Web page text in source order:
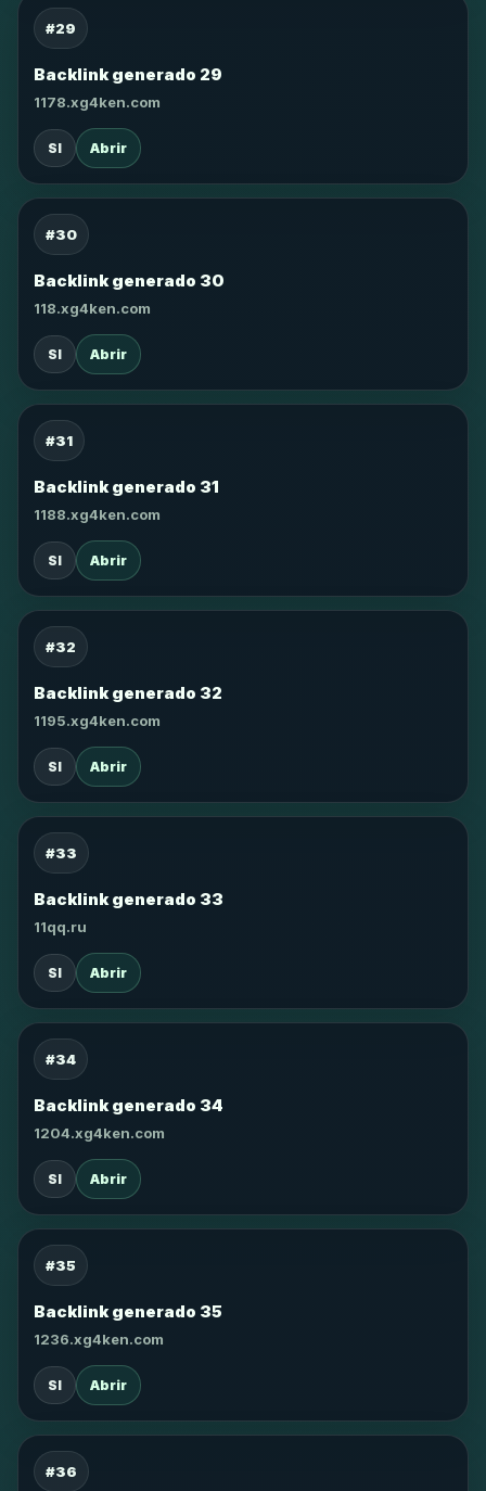
#29
Backlink generado 29
1178.xg4ken.com
SI Abrir
#30
Backlink generado 30
118.xg4ken.com
SI Abrir
#31
Backlink generado 31
1188.xg4ken.com
SI Abrir
#32
Backlink generado 32
1195.xg4ken.com
SI Abrir
#33
Backlink generado 33
11qq.ru
SI Abrir
#34
Backlink generado 34
1204.xg4ken.com
SI Abrir
#35
Backlink generado 35
1236.xg4ken.com
SI Abrir
#36